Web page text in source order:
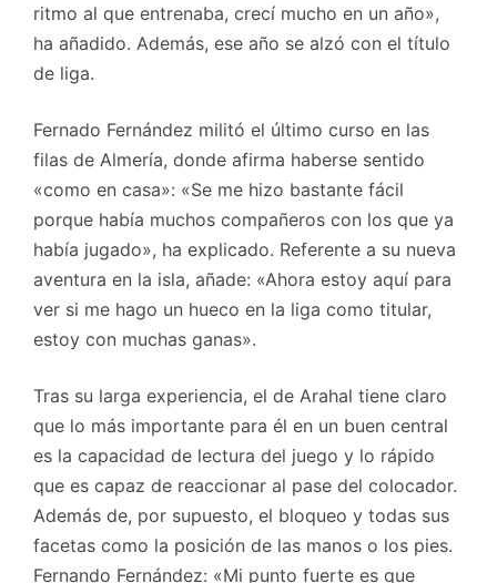
ritmo al que entrenaba, crecí mucho en un año»,
ha añadido. Además, ese año se alzó con el título
de liga.
Fernado Fernández militó el último curso en las
filas de Almería, donde afirma haberse sentido
«como en casa»: «Se me hizo bastante fácil
porque había muchos compañeros con los que ya
había jugado», ha explicado. Referente a su nueva
aventura en la isla, añade: «Ahora estoy aquí para
ver si me hago un hueco en la liga como titular,
estoy con muchas ganas».
Tras su larga experiencia, el de Arahal tiene claro
que lo más importante para él en un buen central
es la capacidad de lectura del juego y lo rápido
que es capaz de reaccionar al pase del colocador.
Además de, por supuesto, el bloqueo y todas sus
facetas como la posición de las manos o los pies.
Fernando Fernández: «Mi punto fuerte es que